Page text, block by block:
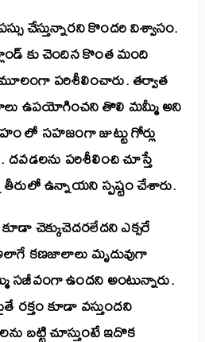
చేస్తున్నారని కొందరి విశ్వాసం.
కు చెందిన కొంత మంది
పరిశీలించారు. తర్వాత
ఉపయోగించని తొలి మమ్మీ అని
లో సహజంగా జుట్టు గోర్లు
పరిశీలించి చూస్తే
ఉన్నాయని స్పష్టం చేశారు.
చెక్కుచెదరలేదని ఎక్సరే
కణజాలాలు మృదువుగా
సజీవంగా ఉందని అంటున్నారు.
కూడా వస్తుందని
బట్టి చూస్తుంటే ఇదొక